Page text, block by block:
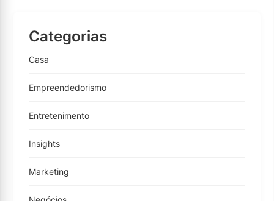
Categorias
Casa
Empreendedorismo
Entretenimento
Insights
Marketing